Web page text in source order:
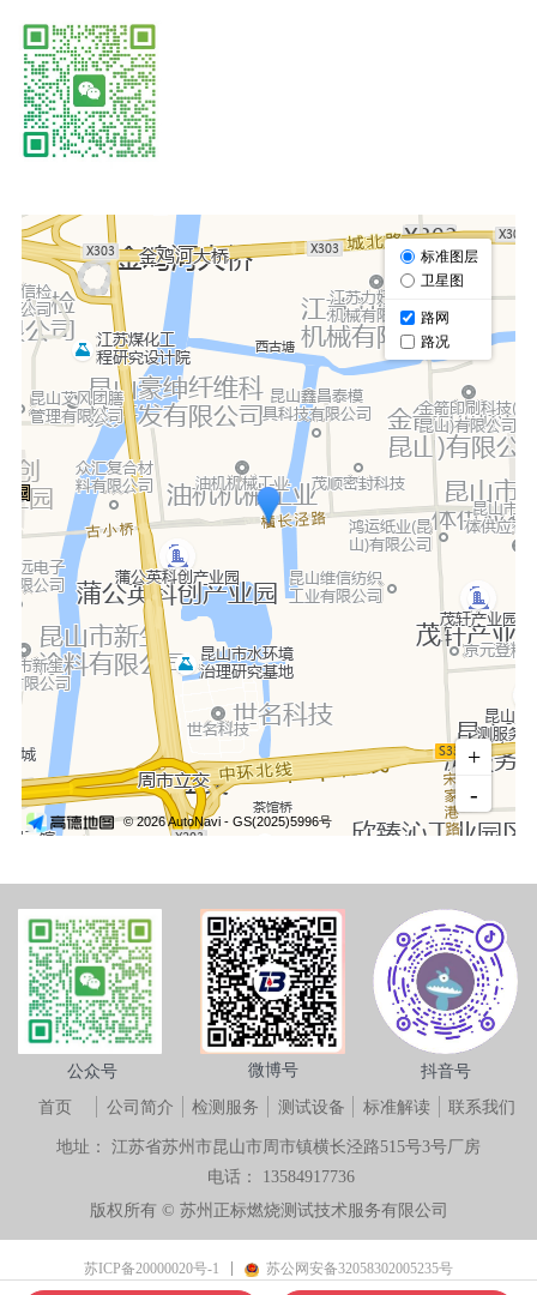
首页 公司简介 检测服务 测试设备 标准解读 联系我们
地址：
江苏省苏州市昆山市周市镇横长泾路515号3号厂房
电话：
13584917736
版权所有 © 苏州正标燃烧测试技术服务有限公司
公众号 微博号 抖音号
苏ICP备20000020号-1 苏公网安备32058302005235号